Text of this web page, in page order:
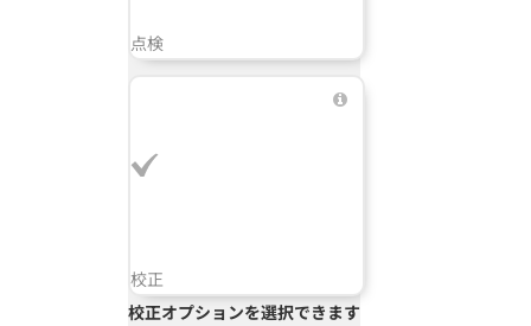
点検
校正
校正オプションを選択できます